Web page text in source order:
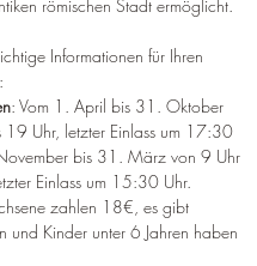
römischen Stadt ermöglicht.
Informationen für Ihren
: Vom 1. April bis 31. Oktober
19 Uhr, letzter Einlass um 17:30
bis 31. März von 9 Uhr
Einlass um 15:30 Uhr.
zahlen 18€, es gibt
und Kinder unter 6 Jahren haben